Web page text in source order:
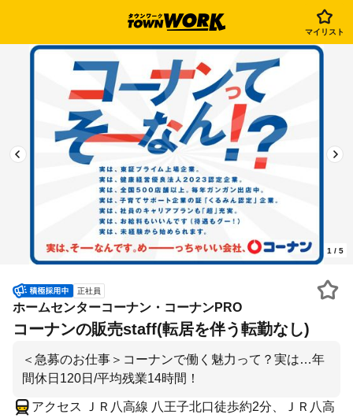
マイリスト
1 / 5
正社員
ホームセンターコーナン・コーナンPRO
コーナンの販売staff(転居を伴う転勤なし)
＜急募のお仕事＞コーナンで働く魅力って？実は…年
間休日120日/平均残業14時間！
アクセス ＪＲ八高線 八王子北口徒歩約2分、ＪＲ八高